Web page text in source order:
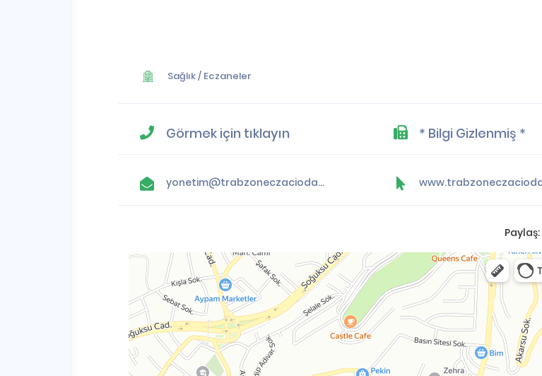
Sağlık/ Eczaneler
Görmek için tıklayın * Bilgi Gizlenmiş *
yonetim@trabzoneczaciodasi.org.tr
Paylaş: